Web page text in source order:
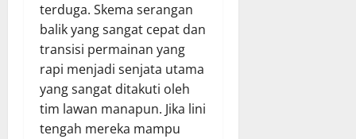
terduga. Skema serangan
balik yang sangat cepat dan
transisi permainan yang
rapi menjadi senjata utama
yang sangat ditakuti oleh
tim lawan manapun. Jika lini
tengah mereka mampu